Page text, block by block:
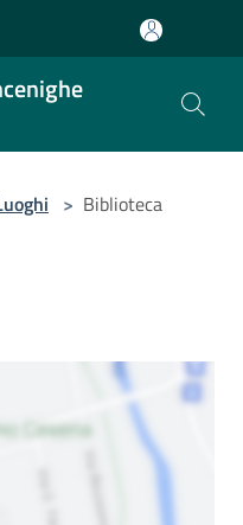
> Biblioteca